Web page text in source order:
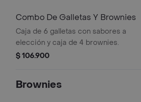
Combo De Galletas Y Brownies
Caja de 6 galletas con sabores a
elección y caja de 4 brownies.
$ 106.900
Brownies